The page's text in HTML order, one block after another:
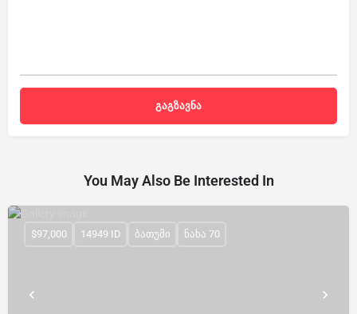
You May Also Be Interested In
$97,000 14949 ID ბათუმი ნახა 70